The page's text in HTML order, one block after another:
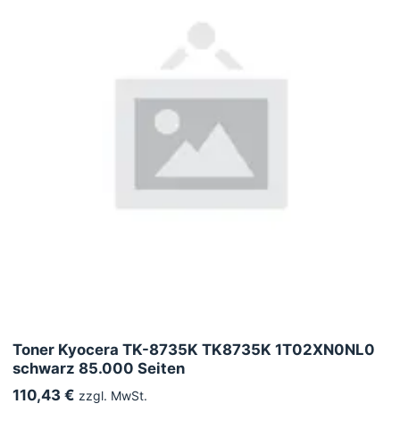
Toner Kyocera TK-8735K TK8735K 1T02XN0NL0
schwarz 85.000 Seiten
110,43 € zzgl. MwSt.